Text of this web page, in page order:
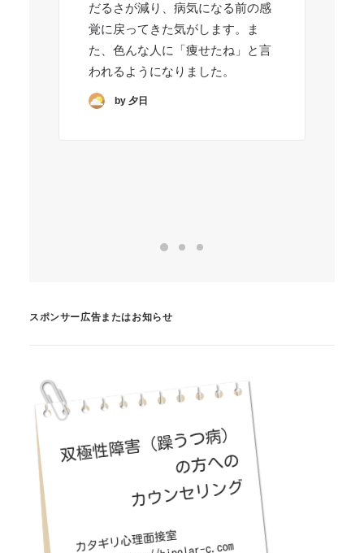
だるさが減り、病気になる前の感
覚に戻ってきた気がします。ま
た、色んな人に「痩せたね」と言
われるようになりました。
by 夕日
スポンサー広告またはお知らせ